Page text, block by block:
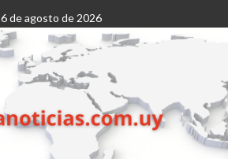
6 de agosto de 2026